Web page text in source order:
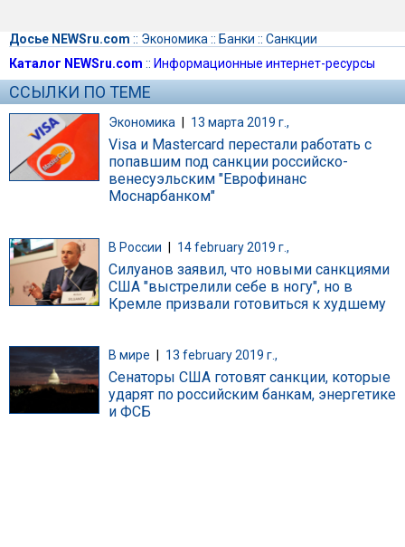
Досье NEWSru.com :: Экономика :: Банки :: Санкции
Каталог NEWSru.com :: Информационные интернет-ресурсы
ССЫЛКИ ПО ТЕМЕ
Экономика | 13 марта 2019 г.,
Visa и Mastercard перестали работать с
попавшим под санкции российско-
венесуэльским "Еврофинанс
Моснарбанком"
В России 14 february 2019 г.,
Силуанов заявил, что новыми санкциями
США "выстрелили себе в ногу", но в
Кремле призвали готовиться к худшему
В мире 13 february 2019 г.,
Сенаторы США готовят санкции, которые
ударят по российским банкам, энергетике
и ФСБ